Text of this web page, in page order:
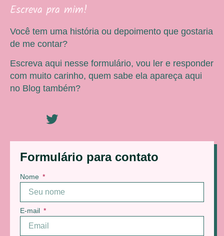
Formulário para contato
Nome
E-mail
Escreva pra mim!
Você tem uma história ou depoimento que gostaria
de me contar?
Escreva aqui nesse formulário, vou ler e responder
com muito carinho, quem sabe ela apareça aqui
no Blog também?